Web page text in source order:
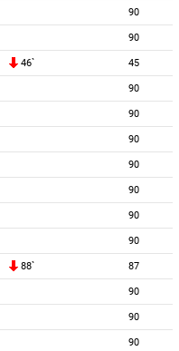
90
90
46` 45
90
90
90
90
90
90
90
88` 87
90
90
90